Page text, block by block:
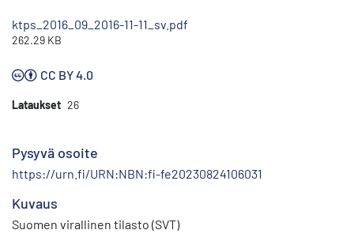
ktps_2016_09_2016-11-11_sv.pdf
262.29 KB
CC BY 4.0
Lataukset 26
Pysyvä osoite
https://urn.fi/URN:NBN:fi-fe20230824106031
Kuvaus
Suomen virallinen tilasto (SVT)